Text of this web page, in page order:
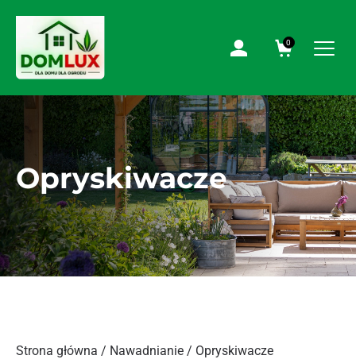
0
Opryskiwacze
Strona główna / Nawadnianie / Opryskiwacze